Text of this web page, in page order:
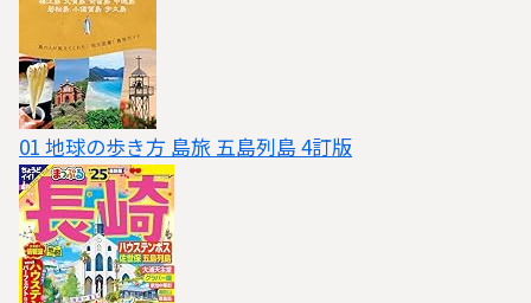
01 地球の歩き方 島旅 五島列島 4訂版